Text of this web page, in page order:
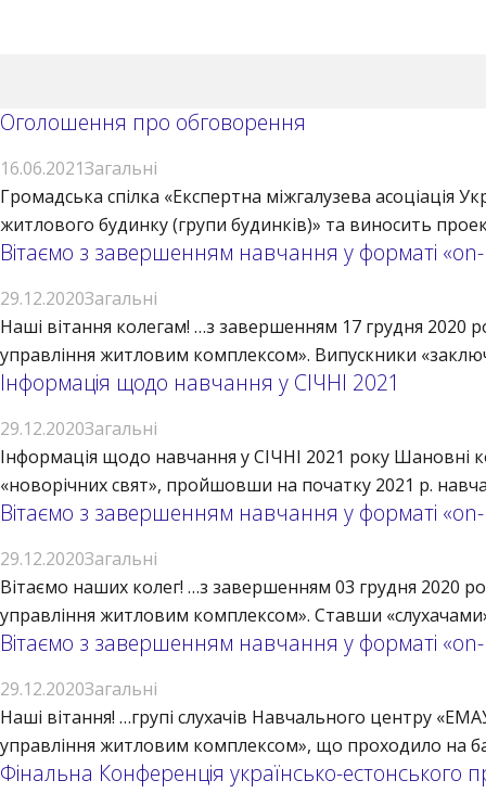
Оголошення про обговорення
16.06.2021Загальні
Громадська спілка «Експертна міжгалузева
житлового будинку (групи будинків)» та виносить
Вітаємо з завершенням навчання у форматі
29.12.2020Загальні
Наші вітання колегам! …з завершенням 17 грудня 2020
управління житловим комплексом». Випускники
Інформація щодо навчання у СІЧНІ 2021
29.12.2020Загальні
Інформація щодо навчання у СІЧНІ 2021 року Шановні
«новорічних свят», пройшовши на початку 2021 р.
Вітаємо з завершенням навчання у форматі
29.12.2020Загальні
Вітаємо наших колег! …з завершенням 03 грудня 2020
управління житловим комплексом». Ставши
Вітаємо з завершенням навчання у форматі
29.12.2020Загальні
Наші вітання! …групі слухачів Навчального центру
управління житловим комплексом», що проходило на
Фінальна Конференція українсько-естонського